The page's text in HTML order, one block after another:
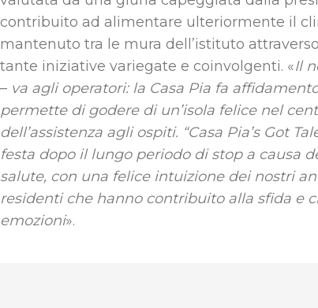
contribuito ad alimentare ulteriormente il
mantenuto tra le mura dell’istituto
tante iniziative variegate e coinvolgenti. «Il
– va agli operatori: la Casa Pia fa
permette di godere di un’isola felice nel
dell’assistenza agli ospiti. “Casa Pia’s Got
festa dopo il lungo periodo di stop a causa
salute, con una felice intuizione dei nostri
residenti che hanno contribuito alla sfida e
emozioni».